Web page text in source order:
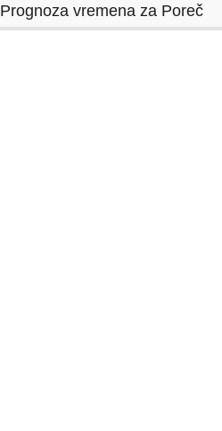
Prognoza vremena za Poreč